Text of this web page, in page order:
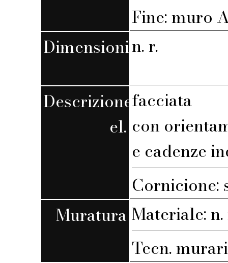
Fine: muro
Dimensionin. r.
Descrizione
el.
facciata
con
e cadenze
Cornicione:
Muratura Materiale: n.
Tecn.